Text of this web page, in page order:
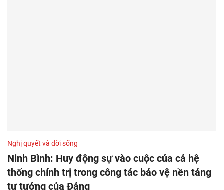
Nghị quyết và đời sống
Ninh Bình: Huy động sự vào cuộc của cả hệ
thống chính trị trong công tác bảo vệ nền tảng
tư tưởng của Đảng